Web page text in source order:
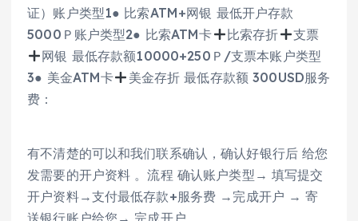
证）账户类型1● 比索ATM+网银 最低开户存款
5000Ｐ账户类型2● 比索ATM卡
比索存折
支票
网银 最低存款额10000+250Ｐ/支票本账户类型
3● 美金ATM卡
美金存折 最低存款额 300USD服务
费：
有不清楚的可以和我们联系确认，确认好银行后 给您
发需要的开户资料 。流程 确认账户类型→ 填写提交
开户资料→支付最低存款+服务费 →完成开户 → 寄